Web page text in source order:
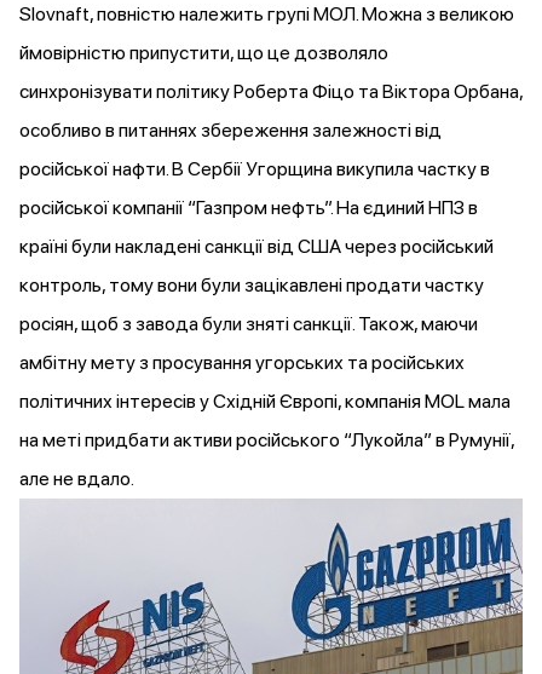
Slovnaft, повністю належить групі МОЛ. Можна з великою
ймовірністю припустити, що це дозволяло
синхронізувати політику Роберта Фіцо та Віктора Орбана,
особливо в питаннях збереження залежності від
російської нафти. В Сербії Угорщинавикупилачастку в
російської компанії “Газпром нефть”. На єдиний НПЗ в
країні були накладені санкції від США через російський
контроль, тому вони були зацікавлені продати частку
росіян, щоб з завода були зняті санкції. Також, маючи
амбітну мету з просування угорських та російських
політичних інтересів у Східній Європі, компанія MOL мала
на метіпридбатиактиви російського “Лукойла” в Румунії,
але не вдало.